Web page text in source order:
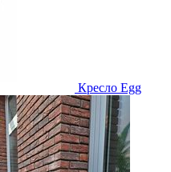
Кресло Egg